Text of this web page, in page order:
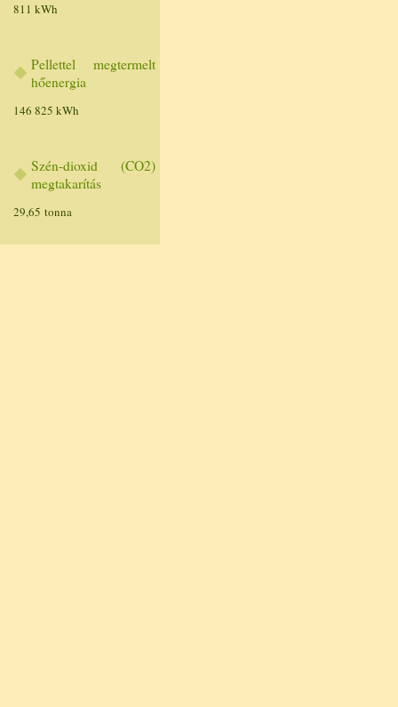
811 kWh
Pellettel megtermelt
hőenergia
146 825 kWh
Szén-dioxid (CO2)
megtakarítás
29,65 tonna